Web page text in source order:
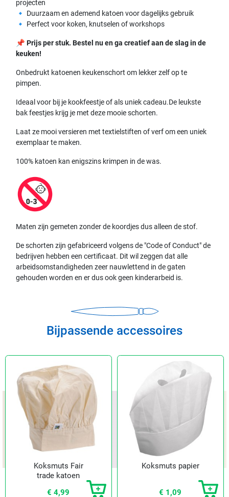
projecten
🔹 Duurzaam en ademend katoen voor dagelijks gebruik
🔹 Perfect voor koken, knutselen of workshops
📌Prijs per stuk. Bestel nu en ga creatief aan de slag in de
keuken!
Onbedrukt katoenen keukenschort om lekker zelf op te
pimpen.
Ideaal voor bij je kookfeestje of als uniek cadeau.De leukste
bak feestjes krijg je met deze mooie schorten.
Laat ze mooi versieren met textielstiften of verf om een uniek
exemplaar te maken.
100% katoen kan enigszins krimpen in de was.
Maten zijn gemeten zonder de koordjes dus alleen de stof.
De schorten zijn gefabriceerd volgens de "Code of Conduct" de
bedrijven hebben een certificaat. Dit wil zeggen dat alle
arbeidsomstandigheden zeer nauwlettend in de gaten
gehouden worden en er dus ook geen kinderarbeid is.
Bijpassende accessoires
Koksmuts Fair
trade katoen
€ 4,99
Koksmuts papier
€ 1,09